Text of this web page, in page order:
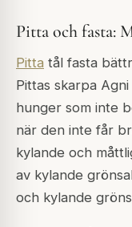
Pitta och fasta:
Pitta tål fasta
Pittas skarpa Agni
hunger som inte
när den inte får
kylande och
av kylande
och kylande